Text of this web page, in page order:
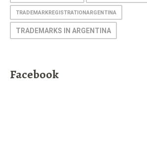
TRADEMARKREGISTRATIONARGENTINA
TRADEMARKS IN ARGENTINA
Facebook